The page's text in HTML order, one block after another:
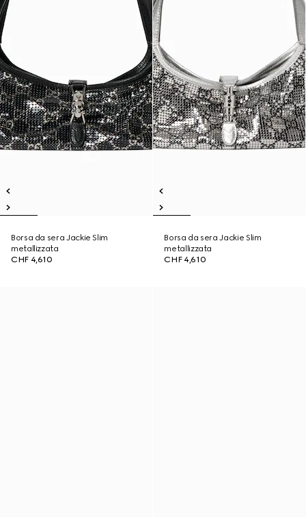
Borsa da sera Jackie Slim
metallizzata
CHF 4,610
Borsa da sera Jackie Slim
metallizzata
CHF 4,610